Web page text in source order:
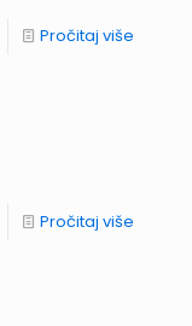
Pročitaj više
Pročitaj više